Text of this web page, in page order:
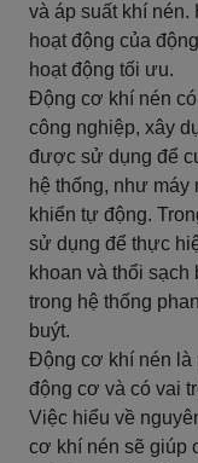
và áp suất khí nén.
hoạt động của
hoạt động tối ưu.
Động cơ khí nén
công nghiệp, xây
được sử dụng để
hệ thống, như máy
khiển tự động.
sử dụng để thực
khoan và thổi
trong hệ thống
buýt.
Động cơ khí nén là
động cơ và có vai
Việc hiểu về
cơ khí nén sẽ giúp